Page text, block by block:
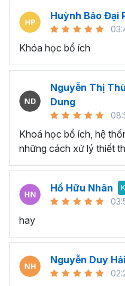
Huỳnh Bảo Đại
Khóa học bổ ích
Nguyễn Thị
Dung
Khoá học bổ ích, hệ
những cách xử lý thiết
Hồ Hữu Nhân
hay
Nguyễn Duy Hải